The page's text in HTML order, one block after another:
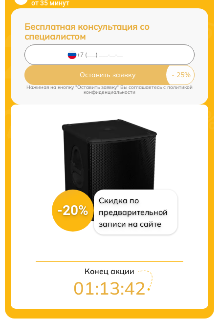
от 35 минут
Бесплатная консультация со
специалистом
Оставить заявку
Нажимая на кнопку "Оставить заявку" Вы соглашаетесь cполитикой
конфиденциальности
-20%
Скидка по
предварительной
записи на сайте
Конец акции
01:13:42